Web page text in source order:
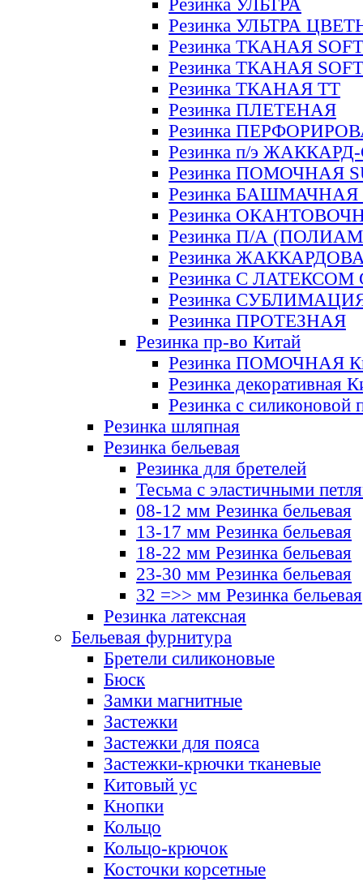
Резинка УЛЬТРА
Резинка УЛЬТРА
Резинка ТКАНАЯ SOFT
Резинка ТКАНАЯ
Резинка ТКАНАЯ ТТ
Резинка ПЛЕТЕНАЯ
Резинка
Резинка п/э
Резинка ПОМОЧНАЯ
Резинка БАШМАЧНАЯ
Резинка
Резинка П/А
Резинка
Резинка С ЛАТЕКСОМ
Резинка
Резинка ПРОТЕЗНАЯ
Резинка пр-во Китай
Резинка ПОМОЧНАЯ
Резинка декоративная
Резинка с силиконовой
Резинка шляпная
Резинка бельевая
Резинка для бретелей
Тесьма с эластичными
08-12 мм Резинка бельевая
13-17 мм Резинка бельевая
18-22 мм Резинка бельевая
23-30 мм Резинка бельевая
32 =>> мм Резинка бельевая
Резинка латексная
Бельевая фурнитура
Бретели силиконовые
Бюск
Замки магнитные
Застежки
Застежки для пояса
Застежки-крючки тканевые
Китовый ус
Кнопки
Кольцо
Кольцо-крючок
Косточки корсетные